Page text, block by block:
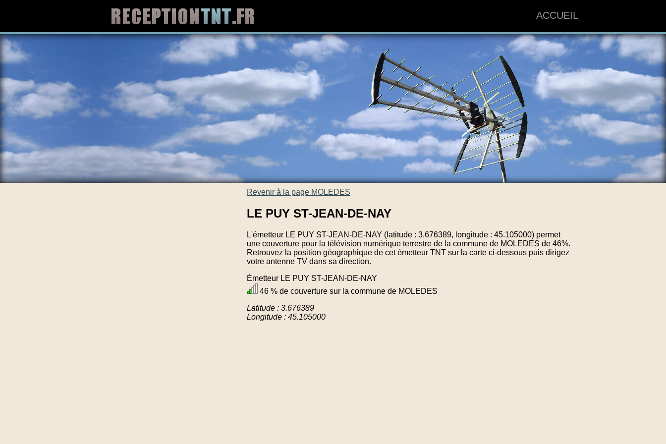
ACCUEIL
Revenir à la page MOLEDES
LE PUY ST-JEAN-DE-NAY
L'émetteur LE PUY ST-JEAN-DE-NAY (latitude : 3.676389, longitude : 45.105000) permet
une couverture pour la télévision numérique terrestre de la commune de MOLEDES de 46%.
Retrouvez la position géographique de cet émetteur TNT sur la carte ci-dessous puis dirigez
votre antenne TV dans sa direction.
Émetteur LE PUY ST-JEAN-DE-NAY
46 % de couverture sur la commune de MOLEDES
Latitude : 3.676389
Longitude : 45.105000